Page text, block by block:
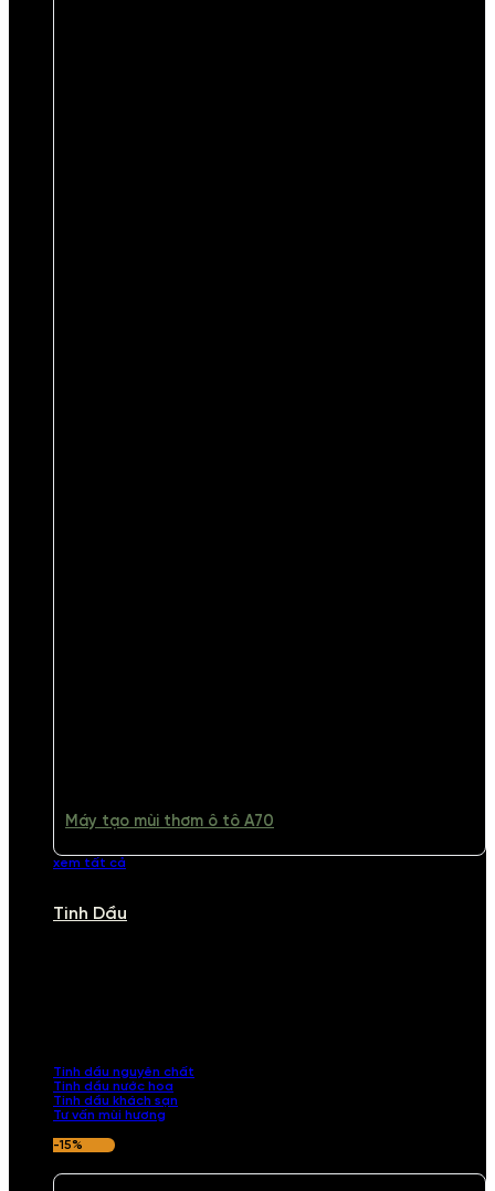
Máy tạo mùi thơm ô tô A70
xem tất cả
Tinh Dầu
Tinh dầu nguyên chất
Tinh dầu nước hoa
Tinh dầu khách sạn
Tư vấn mùi hương
-15%